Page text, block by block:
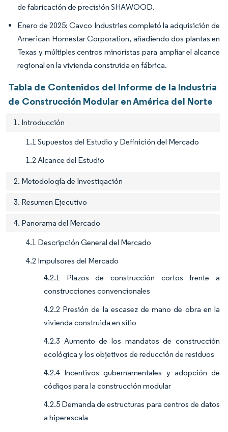
de fabricación de precisión SHAWOOD.
Enero de 2025: Cavco Industries completó la adquisición de
American Homestar Corporation, añadiendo dos plantas en
Texas y múltiples centros minoristas para ampliar el alcance
regional en la vivienda construida en fábrica.
Tabla de Contenidos del Informe de la Industria
de Construcción Modular en América del Norte
1. Introducción
1.1 Supuestos del Estudio y Definición del Mercado
1.2 Alcance del Estudio
2. Metodología de Investigación
3. Resumen Ejecutivo
4. Panorama del Mercado
4.1 Descripción General del Mercado
4.2 Impulsores del Mercado
4.2.1 Plazos de construcción cortos frente a
construcciones convencionales
4.2.2 Presión de la escasez de mano de obra en la
vivienda construida en sitio
4.2.3 Aumento de los mandatos de construcción
ecológica y los objetivos de reducción de residuos
4.2.4 Incentivos gubernamentales y adopción de
códigos para la construcción modular
4.2.5 Demanda de estructuras para centros de datos
a hiperescala